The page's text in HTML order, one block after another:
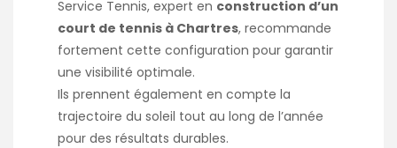
Service Tennis, expert en construction d’un
court de tennis à Chartres, recommande
fortement cette configuration pour garantir
une visibilité optimale.
Ils prennent également en compte la
trajectoire du soleil tout au long de l’année
pour des résultats durables.